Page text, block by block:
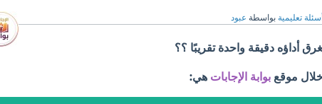
أسئلة تعليمية بواسطة عبود
أداؤه دقيقة واحدة تقريبًا ؟؟
موقع بوابة الإجابات هي: